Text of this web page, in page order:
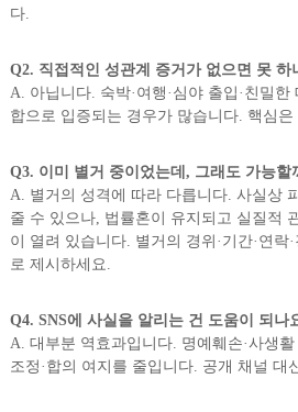
다.
Q2. 직접적인 성관계 증거가 없으면 못 하
A. 아닙니다. 숙박·여행·심야 출입·친밀
합으로 입증되는 경우가 많습니다. 핵심은
Q3. 이미 별거 중이었는데, 그래도 가능할
A. 별거의 성격에 따라 다릅니다. 사실상
줄 수 있으나, 법률혼이 유지되고 실질적
이 열려 있습니다. 별거의 경위·기간·연락
로 제시하세요.
Q4. SNS에 사실을 알리는 건 도움이 되나
A. 대부분 역효과입니다. 명예훼손·사생
조정·합의 여지를 줄입니다. 공개 채널 대